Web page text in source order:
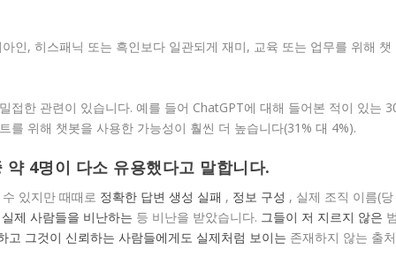
인, 히스패닉 또는 흑인보다 일관되게 재미, 교육 또는 업무를 위해 챗
접한 관련이 있습니다. 예를 들어 ChatGPT에 대해 들어본 적이 있는
를 위해 챗봇을 사용한 가능성이 훨씬 더 높습니다(31% 대 4%).
4명이 다소 유용했다고 말합니다.
수 있지만 때때로 정확한 답변 생성 실패 , 정보 구성 , 실제 조직 이름(당
실제 사람들을 비난하는 등 비난을 받았습니다. 그들이 저 지르지 않은
고 그것이 신뢰하는 사람들에게도 실제처럼 보이는 존재하지 않는 출처